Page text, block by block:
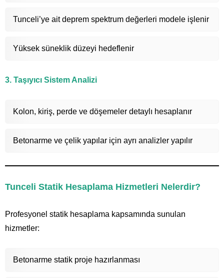
Tunceli’ye ait deprem spektrum değerleri modele işlenir
Yüksek süneklik düzeyi hedeflenir
3. Taşıyıcı Sistem Analizi
Kolon, kiriş, perde ve döşemeler detaylı hesaplanır
Betonarme ve çelik yapılar için ayrı analizler yapılır
Tunceli Statik Hesaplama Hizmetleri Nelerdir?
Profesyonel statik hesaplama kapsamında sunulan
hizmetler:
Betonarme statik proje hazırlanması